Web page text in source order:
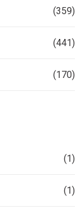
(359)
(441)
(170)
(1)
(1)